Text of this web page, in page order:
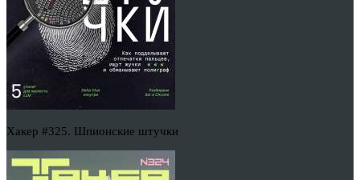
Хакер #325. Шпионские штучки